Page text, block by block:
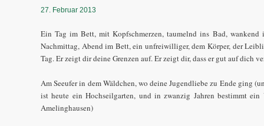
27. Februar 2013
Ein Tag im Bett, mit Kopfschmerzen, taumelnd ins Bad,
Nachmittag, Abend im Bett, ein unfreiwilliger, dem Körper, der
Tag. Er zeigt dir deine Grenzen auf. Er zeigt dir, dass er gut auf dich
Am Seeufer in dem Wäldchen, wo deine Jugendliebe zu Ende ging
ist heute ein Hochseilgarten, und in zwanzig Jahren bestimmt ein
Amelinghausen)